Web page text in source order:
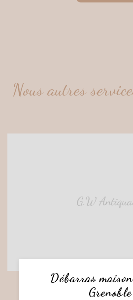
Nous autres
Débarras
Grenoble